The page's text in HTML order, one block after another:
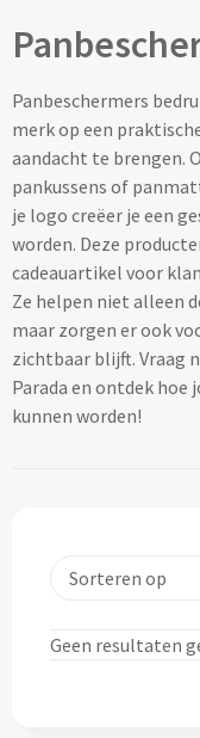
Opvouwbare
Reistassen &
Reistassen
Duffeltassen
Trolleys bedrukken
Laptop & Tablet
Laptop rugzakken
Custom made
Custom made
Handdoeken
Handdoeken &
Custom made
Custom made
Custom made
Goodiebags
Herfst
Kerst
Kerst
Adventskalenders
Kerstmokken &
Kinderopvang
Makelaardij
Lifestyle
Onderwijs
Personeel &
Tandartsen
Toerisme
CamelBak
Mepal
Ocean Bottle
Stanley
Textiel
Home &
FSC hout
Glas
Hennep
Jute
Keramiek
Kurk
Panbeschermers
merk op een
aandacht te brengen.
pankussens of
je logo creëer je een
worden. Deze
cadeauartikel voor
Ze helpen niet alleen
maar zorgen er ook
zichtbaar blijft. Vraag
Parada en ontdek hoe
kunnen worden!
Geen resultaten